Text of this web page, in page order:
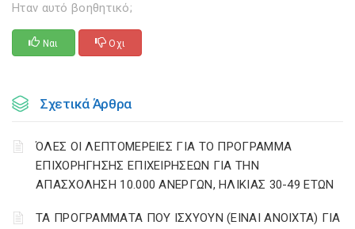
Ηταν αυτό βοηθητικό;
Ναι Οχι
Σχετικά Άρθρα
ΌΛΕΣ ΟΙ ΛΕΠΤΟΜΕΡΕΙΕΣ ΓΙΑ ΤΟ ΠΡΟΓΡΑΜΜΑ
ΕΠΙΧΟΡΗΓΗΣΗΣ ΕΠΙΧΕΙΡΗΣΕΩΝ ΓΙΑ ΤΗΝ
ΑΠΑΣΧΟΛΗΣΗ 10.000 ΑΝΕΡΓΩΝ, ΗΛΙΚΙΑΣ 30-49 ΕΤΩΝ
ΤΑ ΠΡΟΓΡΑΜΜΑΤΑ ΠΟΥ ΙΣΧΥΟΥΝ (ΕΙΝΑΙ ΑΝΟΙΧΤΑ) ΓΙΑ